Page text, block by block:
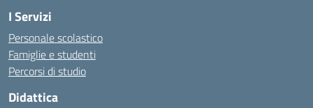
I Servizi
Personale scolastico
Famiglie e studenti
Percorsi di studio
Didattica